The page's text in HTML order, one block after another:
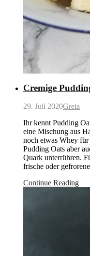
Cremige
29. Juli 2020Greta
Ihr kennt Pudding
eine Mischung aus
noch etwas Whey
Pudding Oats aber
Quark unterrühren.
frische oder
Continue Reading